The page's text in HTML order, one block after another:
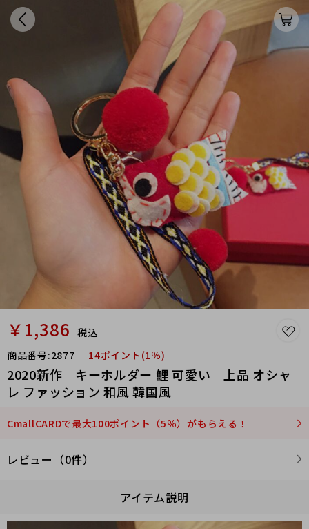
￥1,386 税込
商品番号:2877 14ポイント(1％)
2020新作 キーホルダー 鯉 可愛い 上品 オシャ
レ ファッション 和風 韓国風
CmallCARDで最大100ポイント（5％）がもらえる！
レビュー（0件）
アイテム説明